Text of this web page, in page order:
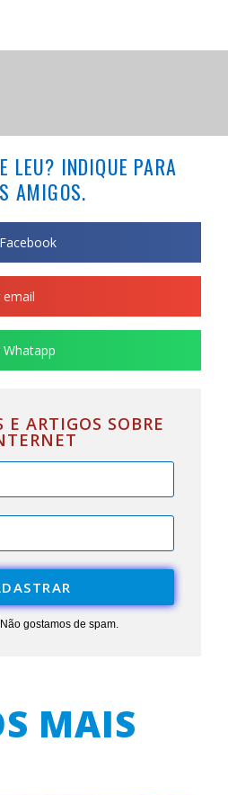
LEU? INDIQUE PARA
AMIGOS.
E ARTIGOS SOBRE
gostamos de spam.
MAIS